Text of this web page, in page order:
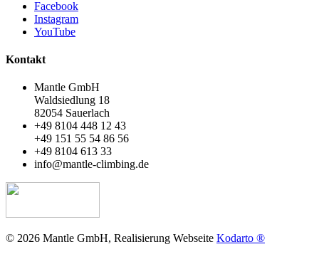
Facebook
Instagram
YouTube
Kontakt
Mantle GmbH
Waldsiedlung 18
82054 Sauerlach
+49 8104 448 12 43
+49 151 55 54 86 56
+49 8104 613 33
info@mantle-climbing.de
© 2026 Mantle GmbH, Realisierung Webseite Kodarto ®